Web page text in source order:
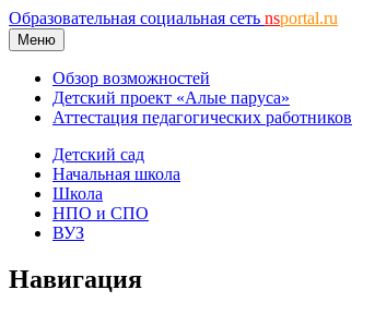
Образовательная социальная сеть nsportal.ru
Меню
Обзор возможностей
Детский проект «Алые паруса»
Аттестация педагогических работников
Детский сад
Начальная школа
Школа
НПО и СПО
ВУЗ
Навигация